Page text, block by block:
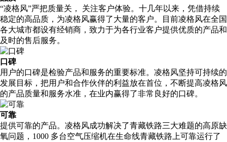
“凌格风”严把质量关， 关注客户体验。十几年以来，凭借持续
稳定的高品质，为凌格风赢得了大量的客户。目前凌格风在全国
各大城市都设有经销商，致力于为各行业客户提供优质的产品和
及时的售后服务。
口碑
用户的口碑是检验产品和服务的重要标准。凌格风坚持可持续的
发展目标，把用户和合作伙伴的利益放在首位，不断提高凌格风
的产品质量和服务水准，在业内赢得了非常良好的口碑。
可靠
提供可靠的产品。凌格风成功解决了青藏铁路三大难题的高原缺
氧问题，1000 多台空气压缩机在生命线青藏铁路上可靠运行了